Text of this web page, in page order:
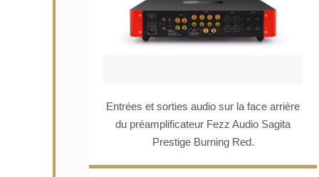
Entrées et sorties audio sur la face arrière
du préamplificateur Fezz Audio Sagita
Prestige Burning Red.